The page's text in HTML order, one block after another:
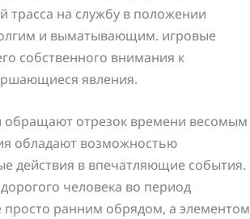
трасса на службу в положении
и выматывающим. игровые
собственного внимания к
явления.
отрезок времени весомым
обладают возможностью
действия в впечатляющие события.
человека во период
просто ранним обрядом, а элементом